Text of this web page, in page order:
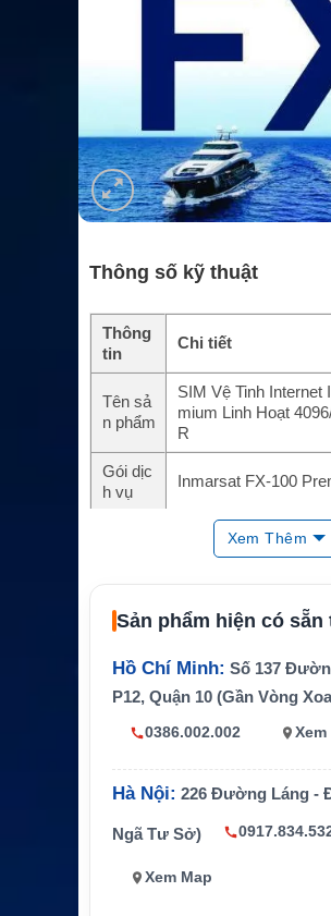
Thông số kỹ thuật
Thông
tin
Chi tiết
Tên sả
n phẩm
SIM Vệ Tinh Internet
mium Linh Hoạt
R
Gói dịc
h vụ
Inmarsat FX-100
Inmarsat
Loại sả
n phẩm
SIM internet vệ tinh
Công n
ghệ chí
Kết nối internet vệ
ess
hông M
IR
4096/2048MIR
Băng t
hông C
256/256CIR
Xem Thêm
Sản phẩm hiện có sẵn
Hồ Chí Minh: Số 137
P12, Quận 10 (Gần Vòng
0386.002.002 Xem
Hà Nội: 226 Đường Láng -
Ngã Tư Sở)
Xem Map